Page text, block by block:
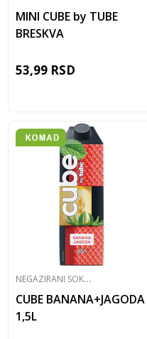
MINI CUBE by TUBE
BRESKVA
53,99 RSD
N
EGAZIRANI SOKOVI
CUBE BANANA+JAGODA
1,5L